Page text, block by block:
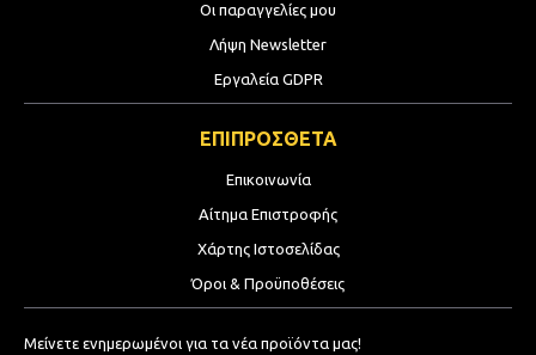
Οι παραγγελίες μου
Λήψη Newsletter
Εργαλεία GDPR
ΕΠΙΠΡΟΣΘΕΤΑ
Επικοινωνία
Αίτημα Επιστροφής
Χάρτης Ιστοσελίδας
Όροι & Προϋποθέσεις
Μείνετε ενημερωμένοι για τα νέα προϊόντα μας!